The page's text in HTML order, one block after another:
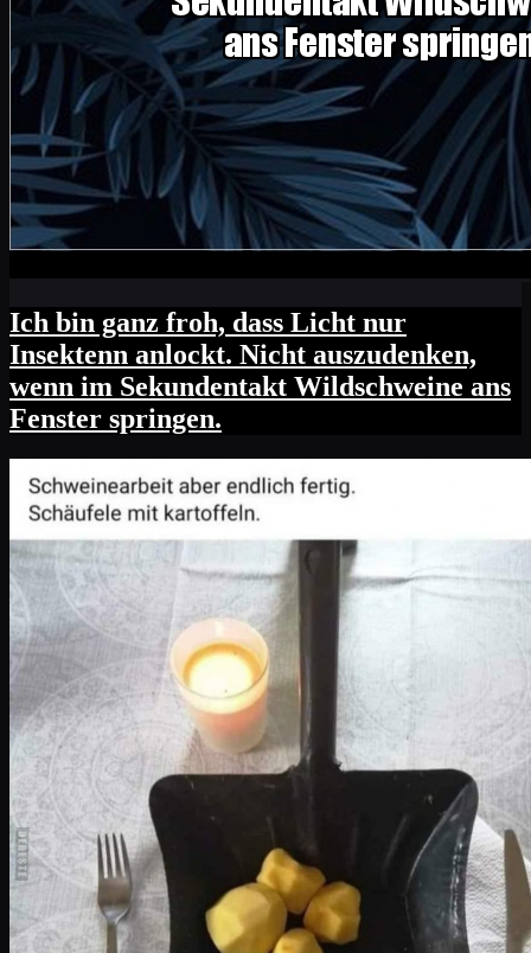
Ich bin ganz froh, dass Licht nur
Insektenn anlockt. Nicht auszudenken,
wenn im Sekundentakt Wildschweine ans
Fenster springen.